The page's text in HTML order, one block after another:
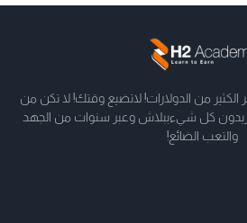
من الدولارات! لاتضيع وقتك! لا تكن من
يريدون كل شيءببلاش وعبر سنوات من الجهد
والتعب الضائع!